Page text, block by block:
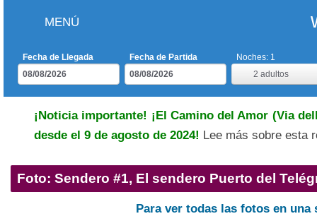
MENÚ
Fecha de Llegada
Fecha de Partida
2 adultos
Noches: 1
¡Noticia importante! ¡El Camino del Amor (Via
desde el 9 de agosto de 2024! Lee más sobre esta
Foto: Sendero #1, El sendero Puerto del
Para ver todas las fotos en una